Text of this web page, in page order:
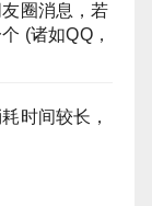
圈消息，若
(诸如QQ，
时间较长，